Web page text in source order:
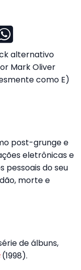
alternativo
Mark Oliver
como E)
post-grunge e
eletrônicas e
pessoais do seu
morte e
de álbuns,
(1998).